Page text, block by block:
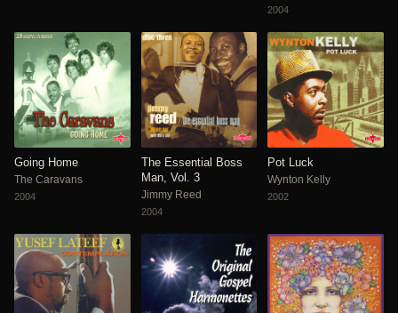
2004
Going Home
The Caravans
2004
The Essential Boss
Man, Vol. 3
Jimmy Reed
2004
Pot Luck
Wynton Kelly
2002